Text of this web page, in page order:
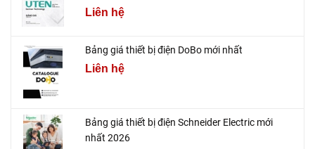
Liên hệ
Bảng giá thiết bị điện DoBo mới nhất
Liên hệ
Bảng giá thiết bị điện Schneider Electric mới
nhất 2026